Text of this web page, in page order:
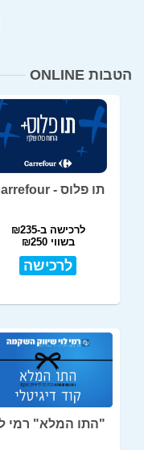
הטבות ONLINE
תו פלוס - Carrefour
לרכישה ב-₪235
בשווי ₪250
לרכישה
"התו המלא" רמי